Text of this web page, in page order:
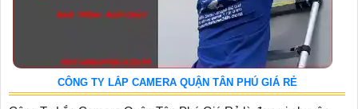
CÔNG TY LẮP CAMERA QUẬN TÂN PHÚ GIÁ RẺ